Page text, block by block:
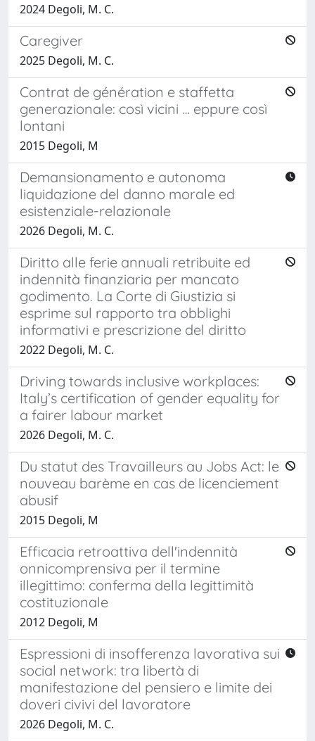
2024 Degoli, M. C.
Caregiver
2025 Degoli, M. C.
Contrat de génération e staffetta
generazionale: così vicini … eppure così
lontani
2015 Degoli, M
Demansionamento e autonoma
liquidazione del danno morale ed
esistenziale-relazionale
2026 Degoli, M. C.
Diritto alle ferie annuali retribuite ed
indennità finanziaria per mancato
godimento. La Corte di Giustizia si
esprime sul rapporto tra obblighi
informativi e prescrizione del diritto
2022 Degoli, M. C.
Driving towards inclusive workplaces:
Italy’s certification of gender equality for
a fairer labour market
2026 Degoli, M. C.
Du statut des Travailleurs au Jobs Act: le
nouveau barème en cas de licenciement
abusif
2015 Degoli, M
Efficacia retroattiva dell'indennità
onnicomprensiva per il termine
illegittimo: conferma della legittimità
costituzionale
2012 Degoli, M
Espressioni di insofferenza lavorativa sui
social network: tra libertà di
manifestazione del pensiero e limite dei
doveri civivi del lavoratore
2026 Degoli, M. C.